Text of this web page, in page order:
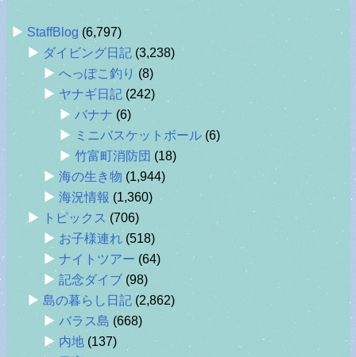
StaffBlog (6,797)
ダイビング日記 (3,238)
へっぽこ釣り (8)
ヤナギ日記 (242)
バナナ (6)
ミニバスケットボール(6)
竹富町消防団 (18)
海の生き物 (1,944)
海況情報 (1,360)
トピックス (706)
お子様連れ (518)
ナイトツアー (64)
記念ダイブ (98)
島の暮らし日記 (2,862)
バラス島 (668)
内地 (137)